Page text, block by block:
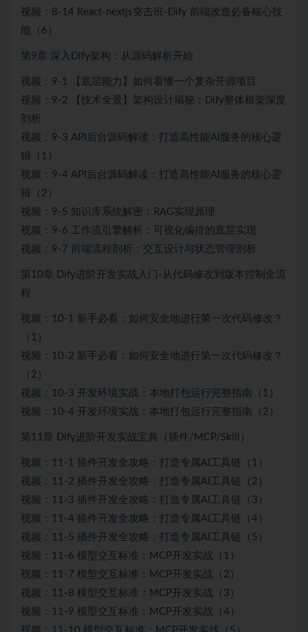
视频：8-14 React-nextjs突击班-Dify 前端改造必备核心技
能（6）
第9章 深入Dify架构：从源码解析开始
视频：9-1 【底层能力】如何看懂一个复杂开源项目
视频：9-2 【技术全景】架构设计揭秘：Dify整体框架深度
剖析
视频：9-3 API后台源码解读：打造高性能AI服务的核心逻
辑（1）
视频：9-4 API后台源码解读：打造高性能AI服务的核心逻
辑（2）
视频：9-5 知识库系统解密：RAG实现原理
视频：9-6 工作流引擎解析：可视化编排的底层实现
视频：9-7 前端流程剖析：交互设计与状态管理剖析
第10章 Dify进阶开发实战入门-从代码修改到版本控制全流
程
视频：10-1 新手必看：如何安全地进行第一次代码修改？
（1）
视频：10-2 新手必看：如何安全地进行第一次代码修改？
（2）
视频：10-3 开发环境实战：本地打包运行完整指南（1）
视频：10-4 开发环境实战：本地打包运行完整指南（2）
第11章 Dify进阶开发实战宝典（插件/MCP/Skill）
视频：11-1 插件开发全攻略：打造专属AI工具链（1）
视频：11-2 插件开发全攻略：打造专属AI工具链（2）
视频：11-3 插件开发全攻略：打造专属AI工具链（3）
视频：11-4 插件开发全攻略：打造专属AI工具链（4）
视频：11-5 插件开发全攻略：打造专属AI工具链（5）
视频：11-6 模型交互标准：MCP开发实战（1）
视频：11-7 模型交互标准：MCP开发实战（2）
视频：11-8 模型交互标准：MCP开发实战（3）
视频：11-9 模型交互标准：MCP开发实战（4）